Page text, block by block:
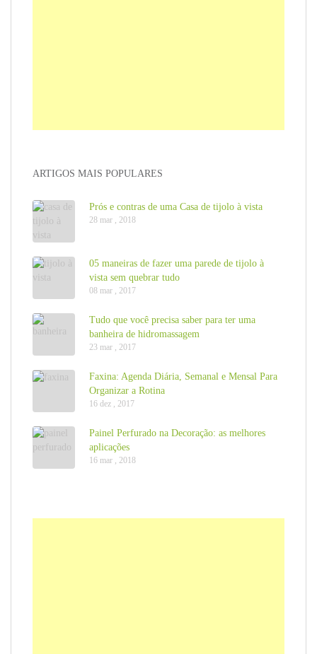
ARTIGOS MAIS POPULARES
Prós e contras de uma Casa de tijolo à vista
28 mar , 2018
05 maneiras de fazer uma parede de tijolo à
vista sem quebrar tudo
08 mar , 2017
Tudo que você precisa saber para ter uma
banheira de hidromassagem
23 mar , 2017
Faxina: Agenda Diária, Semanal e Mensal Para
Organizar a Rotina
16 dez , 2017
Painel Perfurado na Decoração: as melhores
aplicações
16 mar , 2018